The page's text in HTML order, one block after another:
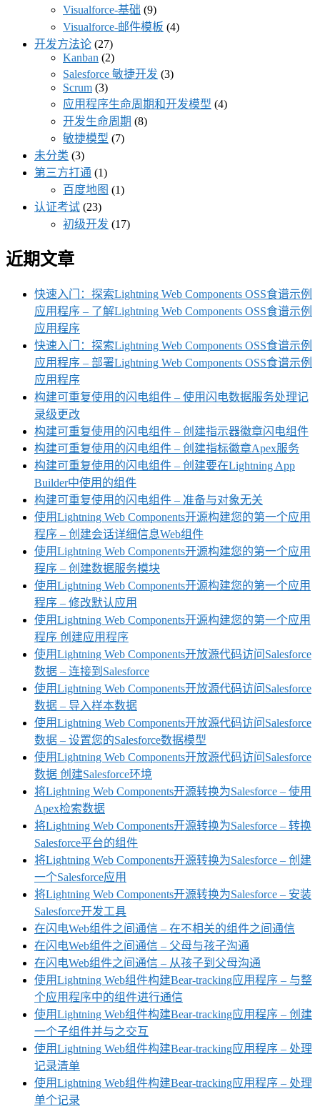
Visualforce-基础 (9)
Visualforce-邮件模板 (4)
开发方法论 (27)
Kanban (2)
Salesforce 敏捷开发 (3)
Scrum (3)
应用程序生命周期和开发模型 (4)
开发生命周期 (8)
敏捷模型 (7)
未分类 (3)
第三方打通 (1)
百度地图 (1)
认证考试 (23)
初级开发 (17)
近期文章
快速入门：探索Lightning Web Components OSS食谱示例
应用程序 – 了解Lightning Web Components OSS食谱示例
应用程序
快速入门：探索Lightning Web Components OSS食谱示例
应用程序 – 部署Lightning Web Components OSS食谱示例
应用程序
构建可重复使用的闪电组件 – 使用闪电数据服务处理记
录级更改
构建可重复使用的闪电组件 – 创建指示器徽章闪电组件
构建可重复使用的闪电组件 – 创建指标徽章Apex服务
构建可重复使用的闪电组件 – 创建要在Lightning App
Builder中使用的组件
构建可重复使用的闪电组件 – 准备与对象无关
使用Lightning Web Components开源构建您的第一个应用
程序 – 创建会话详细信息Web组件
使用Lightning Web Components开源构建您的第一个应用
程序 – 创建数据服务模块
使用Lightning Web Components开源构建您的第一个应用
程序 – 修改默认应用
使用Lightning Web Components开源构建您的第一个应用
程序 创建应用程序
使用Lightning Web Components开放源代码访问Salesforce
数据 – 连接到Salesforce
使用Lightning Web Components开放源代码访问Salesforce
数据 – 导入样本数据
使用Lightning Web Components开放源代码访问Salesforce
数据 – 设置您的Salesforce数据模型
使用Lightning Web Components开放源代码访问Salesforce
数据 创建Salesforce环境
将Lightning Web Components开源转换为Salesforce – 使用
Apex检索数据
将Lightning Web Components开源转换为Salesforce – 转换
Salesforce平台的组件
将Lightning Web Components开源转换为Salesforce – 创建
一个Salesforce应用
将Lightning Web Components开源转换为Salesforce – 安装
Salesforce开发工具
在闪电Web组件之间通信 – 在不相关的组件之间通信
在闪电Web组件之间通信 – 父母与孩子沟通
在闪电Web组件之间通信 – 从孩子到父母沟通
使用Lightning Web组件构建Bear-tracking应用程序 – 与整
个应用程序中的组件进行通信
使用Lightning Web组件构建Bear-tracking应用程序 – 创建
一个子组件并与之交互
使用Lightning Web组件构建Bear-tracking应用程序 – 处理
记录清单
使用Lightning Web组件构建Bear-tracking应用程序 – 处理
单个记录